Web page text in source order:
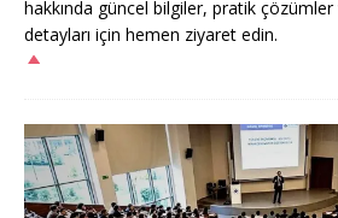
hakkında güncel bilgiler, pratik çözümler
detayları için hemen ziyaret edin.